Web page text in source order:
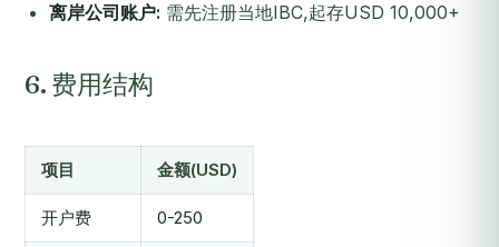
离岸公司账户: 需先注册当地IBC,起存USD 10,000+
6. 费用结构
项目 金额(USD)
开户费 0-250